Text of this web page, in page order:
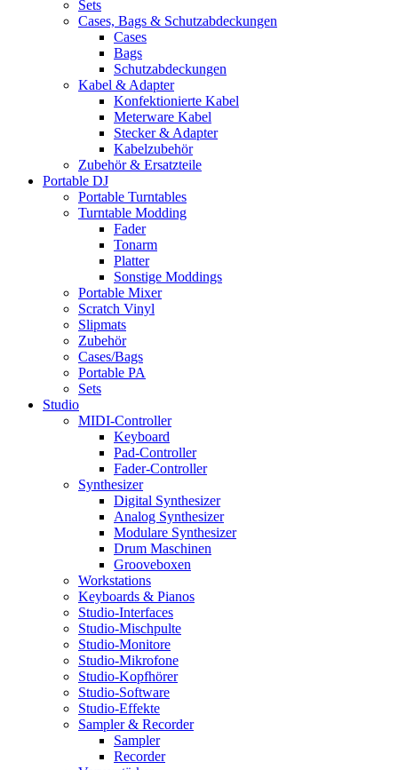
Sets
Cases, Bags & Schutzabdeckungen
Cases
Bags
Schutzabdeckungen
Kabel & Adapter
Konfektionierte Kabel
Meterware Kabel
Stecker & Adapter
Kabelzubehör
Zubehör & Ersatzteile
Portable DJ
Portable Turntables
Turntable Modding
Fader
Tonarm
Platter
Sonstige Moddings
Portable Mixer
Scratch Vinyl
Slipmats
Zubehör
Cases/Bags
Portable PA
Sets
Studio
MIDI-Controller
Keyboard
Pad-Controller
Fader-Controller
Synthesizer
Digital Synthesizer
Analog Synthesizer
Modulare Synthesizer
Drum Maschinen
Grooveboxen
Workstations
Keyboards & Pianos
Studio-Interfaces
Studio-Mischpulte
Studio-Monitore
Studio-Mikrofone
Studio-Kopfhörer
Studio-Software
Studio-Effekte
Sampler & Recorder
Sampler
Recorder